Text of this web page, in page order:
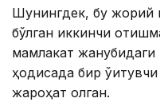
Шунингдек, бу жорий
бўлган иккинчи
мамлакат жанубидаги
ҳодисада бир
жароҳат олган.